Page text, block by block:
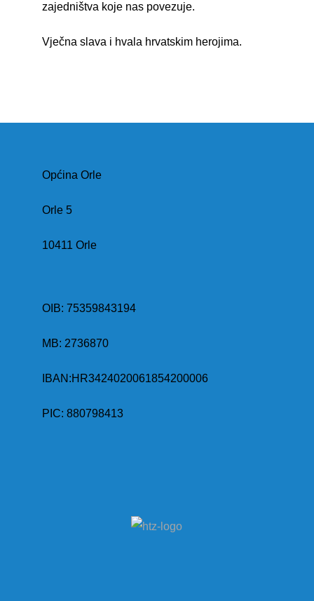
zajedništva koje nas povezuje.
Vječna slava i hvala hrvatskim herojima.
Općina Orle
Orle 5
10411 Orle
OIB: 75359843194
MB: 2736870
IBAN:HR3424020061854200006
PIC: 880798413